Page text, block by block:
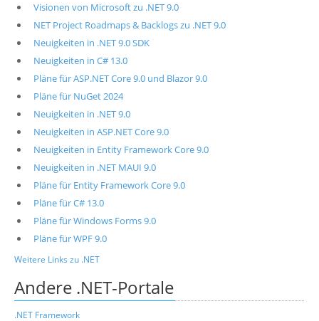
Visionen von Microsoft zu .NET 9.0
NET Project Roadmaps & Backlogs zu .NET 9.0
Neuigkeiten in .NET 9.0 SDK
Neuigkeiten in C# 13.0
Pläne für ASP.NET Core 9.0 und Blazor 9.0
Pläne für NuGet 2024
Neuigkeiten in .NET 9.0
Neuigkeiten in ASP.NET Core 9.0
Neuigkeiten in Entity Framework Core 9.0
Neuigkeiten in .NET MAUI 9.0
Pläne für Entity Framework Core 9.0
Pläne für C# 13.0
Pläne für Windows Forms 9.0
Pläne für WPF 9.0
Weitere Links zu .NET
Andere .NET-Portale
.NET Framework